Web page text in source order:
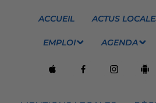
ACCUEIL ACTUS
EMPLOI AGENDA